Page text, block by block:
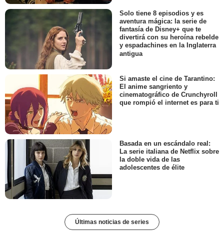
Solo tiene 8 episodios y es
aventura mágica: la serie de
fantasía de Disney+ que te
divertirá con su heroína rebelde
y espadachines en la Inglaterra
antigua
Si amaste el cine de Tarantino:
El anime sangriento y
cinematográfico de Crunchyroll
que rompió el internet es para ti
Basada en un escándalo real:
La serie italiana de Netflix sobre
la doble vida de las
adolescentes de élite
Últimas noticias de series